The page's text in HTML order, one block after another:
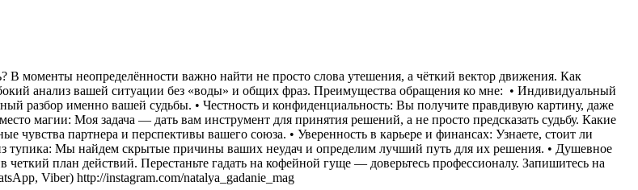
неопределённости важно найти не просто слова утешения, а чёткий вектор движения. Как
анализ вашей ситуации без «воды» и общих фраз. Преимущества обращения ко мне: • Индивидуальный
разбор именно вашей судьбы. • Честность и конфиденциальность: Вы получите правдивую картину, даже
магии: Моя задача — дать вам инструмент для принятия решений, а не просто предсказать судьбу. Какие
чувства партнера и перспективы вашего союза. • Уверенность в карьере и финансах: Узнаете, стоит ли
тупика: Мы найдем скрытые причины ваших неудач и определим лучший путь для их решения. • Душевное
план действий. Перестаньте гадать на кофейной гуще — доверьтесь профессионалу. Запишитесь на
Viber) http://instagram.com/natalya_gadanie_mag